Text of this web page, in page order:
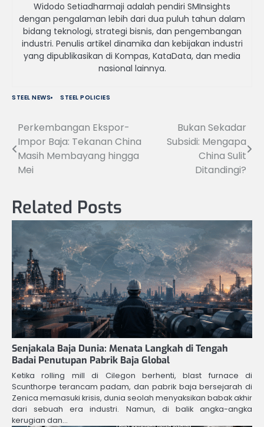
Widodo Setiadharmaji adalah pendiri SMInsights
dengan pengalaman lebih dari dua puluh tahun dalam
bidang teknologi, strategi bisnis, dan pengembangan
industri. Penulis artikel dinamika dan kebijakan industri
yang dipublikasikan di Kompas, KataData, dan media
nasional lainnya.
STEEL NEWS STEEL POLICIES
Navigasi
pos
Perkembangan Ekspor-
Impor Baja: Tekanan China
Masih Membayang hingga
Mei
Bukan Sekadar
Subsidi: Mengapa
China Sulit
Ditandingi?
Related Posts
Senjakala Baja Dunia: Menata Langkah di Tengah
Badai Penutupan Pabrik Baja Global
Ketika rolling mill di Cilegon berhenti, blast furnace di
Scunthorpe terancam padam, dan pabrik baja bersejarah di
Zenica memasuki krisis, dunia seolah menyaksikan babak akhir
dari sebuah era industri. Namun, di balik angka-angka
kerugian dan…